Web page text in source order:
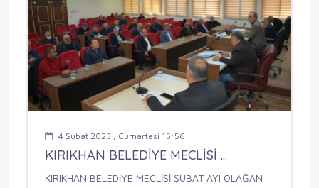
4 Şubat 2023 , Cumartesi 15:56
KIRIKHAN BELEDİYE MECLİSİ ...
KIRIKHAN BELEDİYE MECLİSİ ŞUBAT AYI OLAĞAN